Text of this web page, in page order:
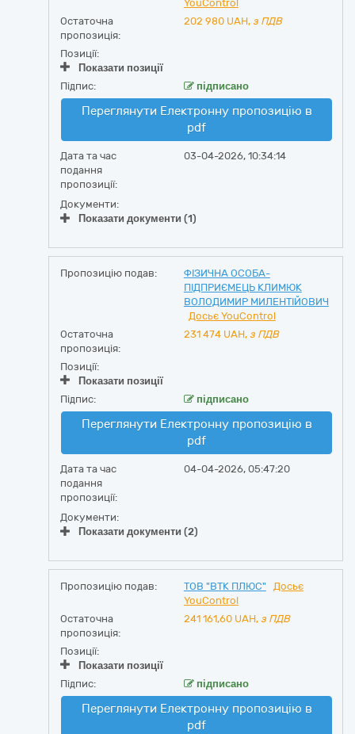
YouControl
Остаточна
пропозиція:
202 980 UAH, з ПДВ
Позиції:
Показати позиції
Підпис:
підписано
Переглянути Електронну пропозицію в
pdf
Дата та час
подання
пропозиції:
03-04-2026, 10:34:14
Документи:
Показати документи (1)
Пропозицію подав:
ФІЗИЧНА ОСОБА-
ПІДПРИЄМЕЦЬ КЛИМЮК
ВОЛОДИМИР МИЛЕНТІЙОВИЧ
Досьє YouControl
Остаточна
пропозиція:
231 474 UAH, з ПДВ
Позиції:
Показати позиції
Підпис:
підписано
Переглянути Електронну пропозицію в
pdf
Дата та час
подання
пропозиції:
04-04-2026, 05:47:20
Документи:
Показати документи (2)
Пропозицію подав: ТОВ "ВТК ПЛЮС"
Досьє
YouControl
Остаточна
пропозиція:
241 161,60 UAH, з ПДВ
Позиції:
Показати позиції
Підпис:
підписано
Переглянути Електронну пропозицію в
pdf